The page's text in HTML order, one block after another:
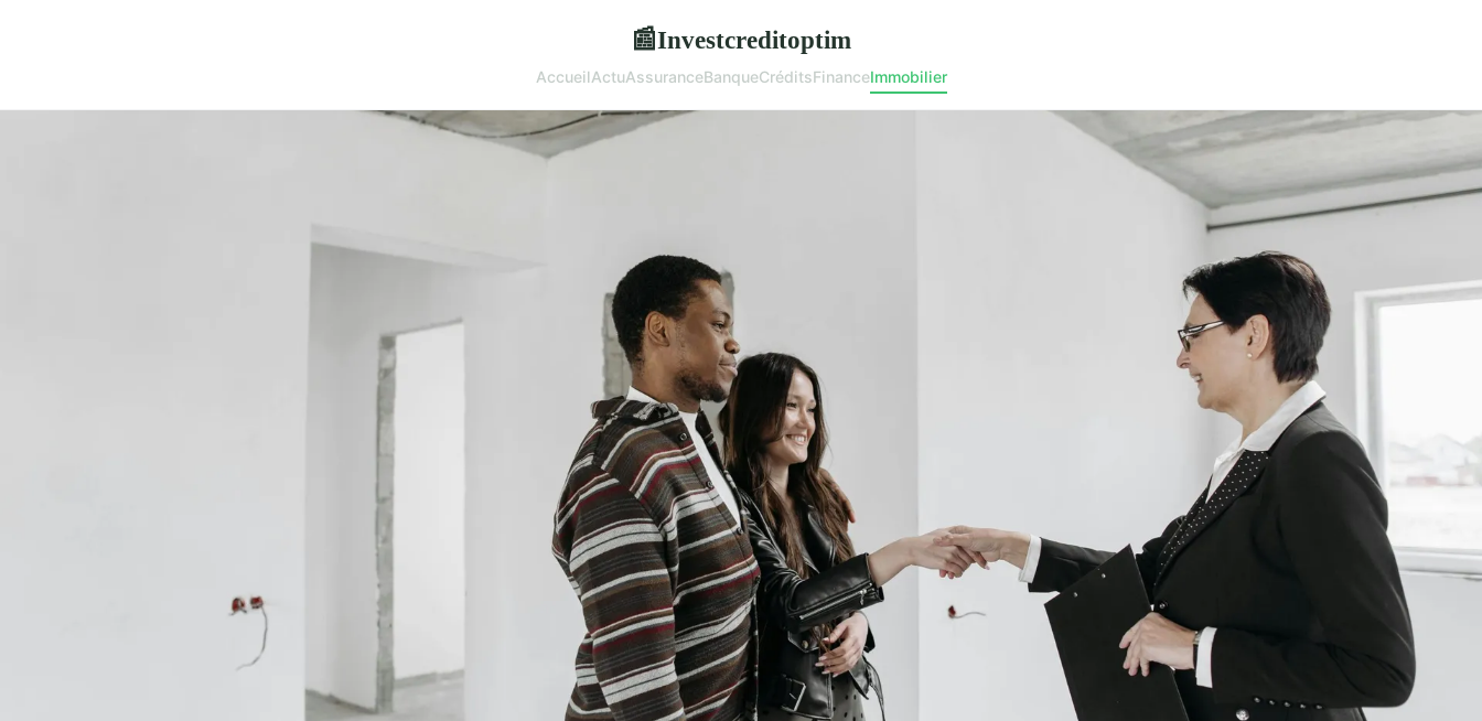
📰Investcreditoptim
AccueilActuAssuranceBanqueCréditsFinanceImmobilier